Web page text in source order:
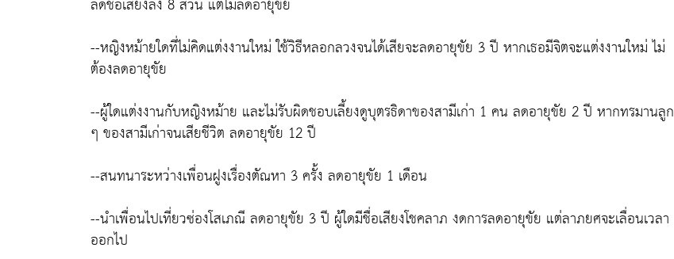
--หญิงหม้ายใดที่ไม่คิดแต่งงานใหม่ ใช้วิธีหลอกลวงจนได้เสียจะลดอายุขัย 3 ปี หากเธอมีจิตจะแต่งงานใหม่ ไม่
ต้องลดอายุขัย
--ผู้ใดแต่งงานกับหญิงหม้าย และไม่รับผิดชอบเลี้ยงดูบุตรธิดาของสามีเก่า 1 คน ลดอายุขัย 2 ปี หากทรมานลูก
ๆ ของสามีเก่าจนเสียชีวิต ลดอายุขัย 12 ปี
--สนทนาระหว่างเพื่อนฝูงเรื่องตัณหา 3 ครั้ง ลดอายุขัย 1 เดือน
--นำเพื่อนไปเที่ยวซ่องโสเภณี ลดอายุขัย 3 ปี ผู้ใดมีชื่อเสียงโชคลาภ งดการลดอายุขัย แต่ลาภยศจะเลื่อนเวลา
ออกไป